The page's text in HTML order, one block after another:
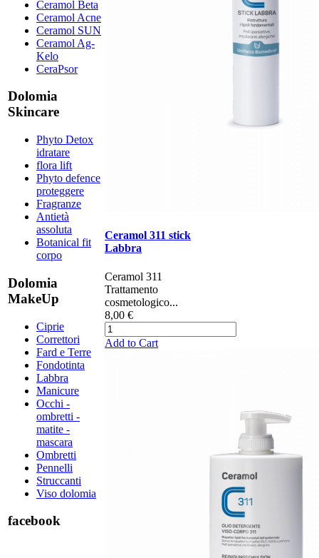
Ceramol Beta
Ceramol Acne
Ceramol SUN
Ceramol Ag-
Kelo
CeraPsor
Dolomia
Skincare
Phyto Detox
idratare
flora lift
Phyto defence
proteggere
Fragranze
Antietà
assoluta
Botanical fit
corpo
Dolomia
MakeUp
Ciprie
Correttori
Fard e Terre
Fondotinta
Labbra
Manicure
Occhi -
ombretti -
matite -
mascara
Ombretti
Pennelli
Struccanti
Viso dolomia
facebook
Ceramol 311 stick
Labbra
Ceramol 311 ​​​​​
Trattamento
cosmetologico...
8,00 €
Add to Cart